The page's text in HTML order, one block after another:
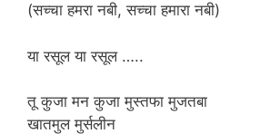
(सच्चा हमरा नबी, सच्चा हमारा नबी)
या रसूल या रसूल …..
तू कुजा मन कुजा मुस्तफा मुजतबा
खातमुल मुर्सलीन